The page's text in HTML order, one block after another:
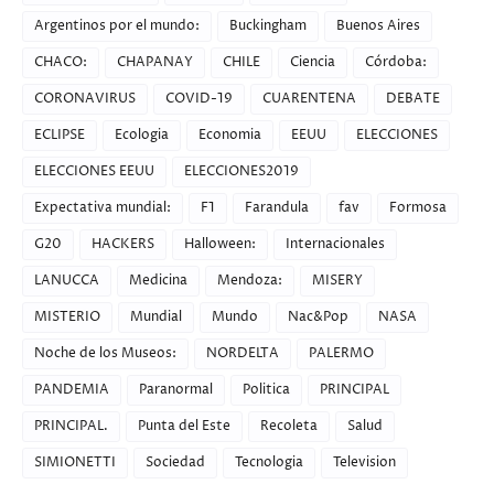
Argentinos por el mundo:
Buckingham
Buenos Aires
CHACO:
CHAPANAY CHILE Ciencia
Córdoba:
CORONAVIRUS
COVID-19 CUARENTENA
DEBATE
ECLIPSE
Ecologia Economia EEUU
ELECCIONES
ELECCIONES EEUU
ELECCIONES2019
Expectativa mundial:
F1 Farandula fav
Formosa
G20
HACKERS Halloween:
Internacionales
LANUCCA
Medicina Mendoza:
MISERY
MISTERIO
Mundial Mundo Nac&Pop
NASA
Noche de los Museos:
NORDELTA
PALERMO
PANDEMIA
Paranormal Politica
PRINCIPAL
PRINCIPAL.
Punta del Este Recoleta
Salud
SIMIONETTI
Sociedad Tecnologia
Television